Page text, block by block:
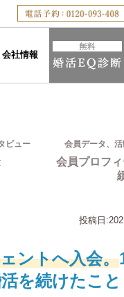
会社情報
ビュー 会員データ、
会員プロフ
投稿日:
ントへ入会。
を続けたこと